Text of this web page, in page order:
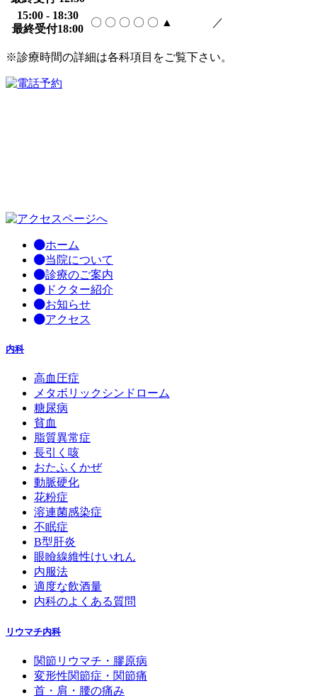
15:00 - 18:30
最終受付18:00
〇 〇 〇 〇 〇 ▲ ／
※診療時間の詳細は各科項目をご覧下さい。
ホーム
当院について
診療のご案内
ドクター紹介
お知らせ
アクセス
内科
高血圧症
メタボリックシンドローム
糖尿病
貧血
脂質異常症
長引く咳
おたふくかぜ
動脈硬化
花粉症
溶連菌感染症
不眠症
B型肝炎
眼瞼線維性けいれん
内服法
適度な飲酒量
内科のよくある質問
リウマチ内科
関節リウマチ・膠原病
変形性関節症・関節痛
首・肩・腰の痛み